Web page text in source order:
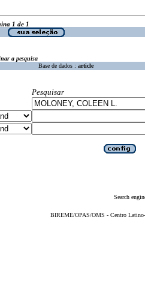
1 de 1
a pesquisa
Base de dados : article
Pesquisar
Search
BIREME/OPAS/OMS - Centro Latino-